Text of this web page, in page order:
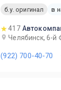
б.у. оригинал
в
417
Челябинск, 6-й
(922) 700-40-70